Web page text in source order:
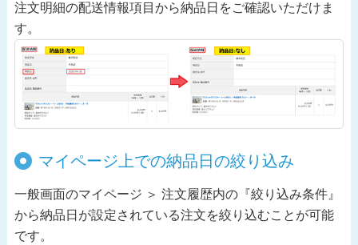
注文明細の配送情報項目から納品日をご確認いただけま
す。
マイページ上での納品日の絞り込み
一般画面のマイページ ＞ 注文履歴内の『絞り込み条件』
から納品日が設定されている注文を絞り込むことが可能
です。